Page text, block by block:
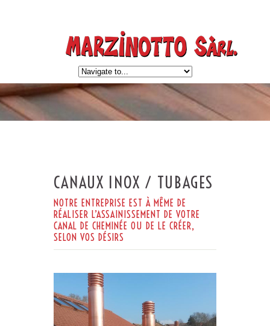
CANAUX INOX / TUBAGES
NOTRE ENTREPRISE EST À MÊME DE
RÉALISER L’ASSAINISSEMENT DE VOTRE
CANAL DE CHEMINÉE OU DE LE CRÉER,
SELON VOS DÉSIRS